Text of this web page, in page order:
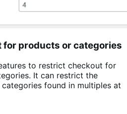
products or categories
to restrict checkout for
It can restrict the
found in multiples at